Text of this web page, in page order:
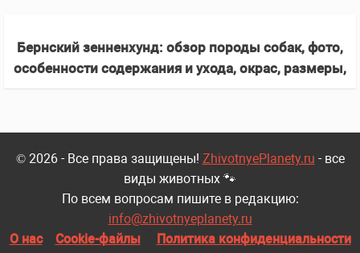
Бернский зенненхунд: обзор породы собак, фото,
особенности содержания и ухода, окрас, размеры,
© 2026 - Все права защищены! ZhivotnyePlanety.ru - все
виды животных 🐾
По всем вопросам пишите в редакцию:
info@zhivotnyeplanety.ru
О нас
Cookie-файлы
Политика конфиденциальности